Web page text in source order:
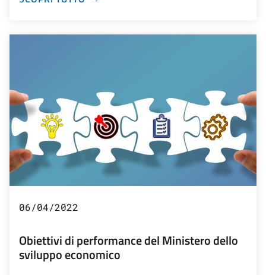
06/04/2022
Obiettivi di performance del Ministero dello
sviluppo economico